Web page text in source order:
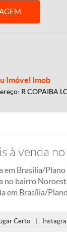
Imóvel Imob
R COPAIBA
à venda
em Brasília/
no bairro
em Brasília/
Certo